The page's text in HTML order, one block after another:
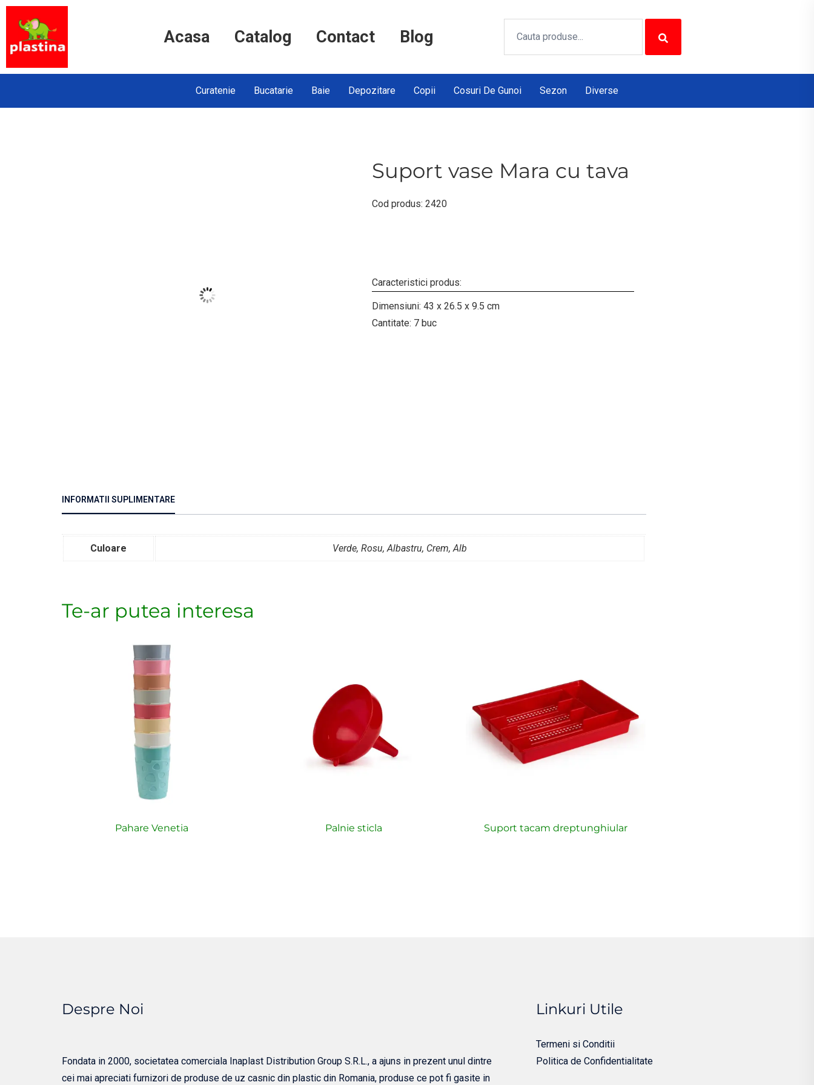
Acasa Catalog Contact Blog
Curatenie Bucatarie Baie Depozitare Copii Cosuri De Gunoi Sezon Diverse
Suport vase Mara cu tava
Cod produs: 2420
Caracteristici produs:
Dimensiuni: 43 x 26.5 x 9.5 cm
Cantitate: 7 buc
INFORMATII SUPLIMENTARE
Culoare Verde, Rosu, Albastru, Crem, Alb
Te-ar putea interesa
Pahare Venetia Palnie sticla Suport tacam dreptunghiular
Despre Noi
Fondata in 2000, societatea comerciala Inaplast Distribution Group S.R.L., a ajuns in prezent unul dintre
cei mai apreciati furnizori de produse de uz casnic din plastic din Romania, produse ce pot fi gasite in
Linkuri Utile
Termeni si Conditii
Politica de Confidentialitate